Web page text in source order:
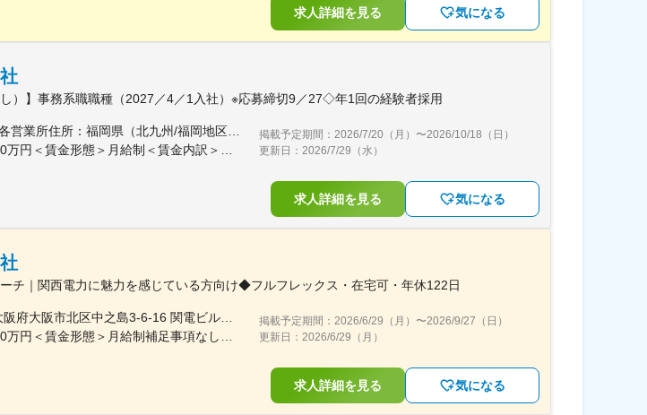
求人詳細を見る 気になる
し）】事務系職職種（2027／4／1入社）※応募締切9／27◇年1回の経験者採用
掲載予定期間： 2026/7/20（月） 〜2026/10/18（日）
更新日： 2026/7/29（水）
求人詳細を見る 気になる
ーチ｜関西電力に魅力を感じている方向け◆フルフレックス・在宅可・年休122日
掲載予定期間： 2026/6/29（月） 〜2026/9/27（日）
更新日： 2026/6/29（月）
求人詳細を見る 気になる